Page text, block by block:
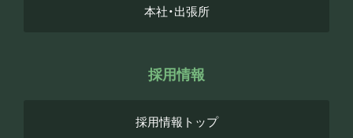
本社・出張所
採用情報
採用情報トップ